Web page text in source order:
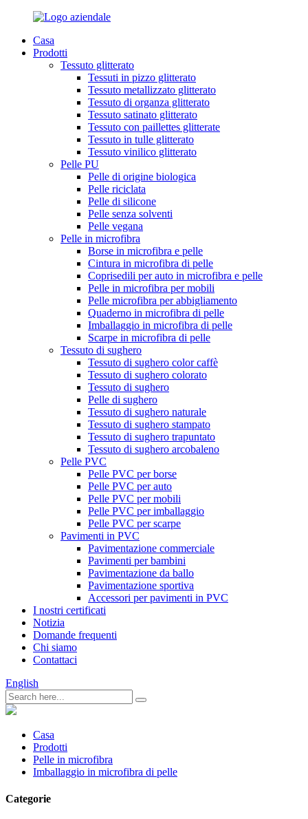
Casa
Prodotti
Tessuto glitterato
Tessuti in pizzo glitterato
Tessuto metallizzato glitterato
Tessuto di organza glitterato
Tessuto satinato glitterato
Tessuto con paillettes glitterate
Tessuto in tulle glitterato
Tessuto vinilico glitterato
Pelle PU
Pelle di origine biologica
Pelle riciclata
Pelle di silicone
Pelle senza solventi
Pelle vegana
Pelle in microfibra
Borse in microfibra e pelle
Cintura in microfibra di pelle
Coprisedili per auto in microfibra e pelle
Pelle in microfibra per mobili
Pelle microfibra per abbigliamento
Quaderno in microfibra di pelle
Imballaggio in microfibra di pelle
Scarpe in microfibra di pelle
Tessuto di sughero
Tessuto di sughero color caffè
Tessuto di sughero colorato
Tessuto di sughero
Pelle di sughero
Tessuto di sughero naturale
Tessuto di sughero stampato
Tessuto di sughero trapuntato
Tessuto di sughero arcobaleno
Pelle PVC
Pelle PVC per borse
Pelle PVC per auto
Pelle PVC per mobili
Pelle PVC per imballaggio
Pelle PVC per scarpe
Pavimenti in PVC
Pavimentazione commerciale
Pavimenti per bambini
Pavimentazione da ballo
Pavimentazione sportiva
Accessori per pavimenti in PVC
I nostri certificati
Notizia
Domande frequenti
Chi siamo
Contattaci
English
Casa
Prodotti
Pelle in microfibra
Imballaggio in microfibra di pelle
Categorie